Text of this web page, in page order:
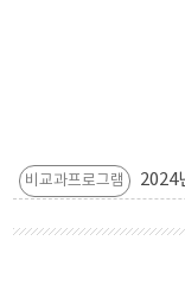
비교과프로그램 2024